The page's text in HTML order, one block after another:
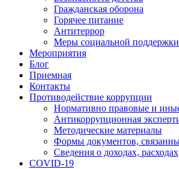
Гражданская оборона
Горячее питание
Антитеррор
Меры социальной поддержки
Мероприятия
Блог
Приемная
Контакты
Противодействие коррупции
Нормативно правовые и
Антикоррупционная
Методические материалы
Формы документов,
Сведения о доходах,
COVID-19